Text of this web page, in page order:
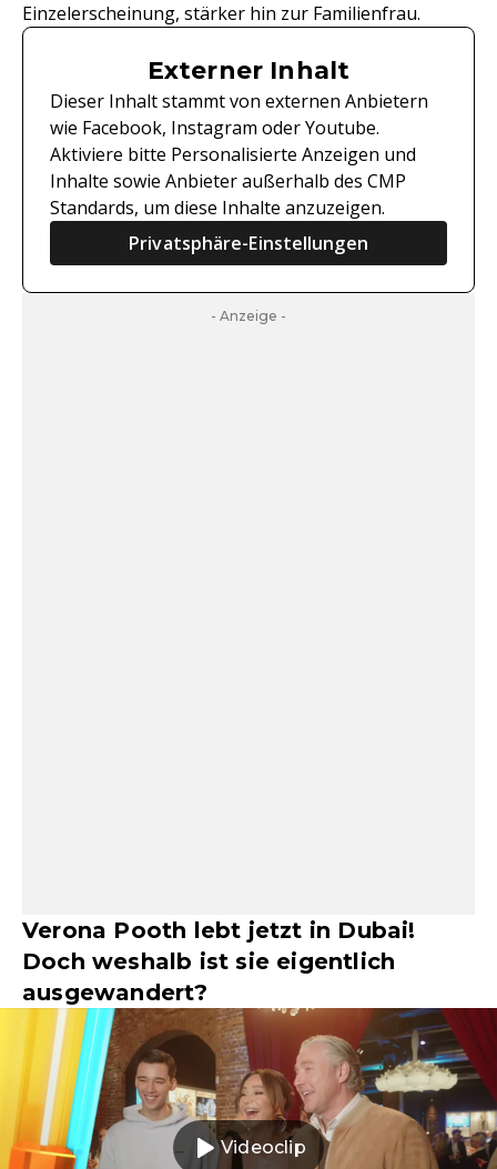
Einzelerscheinung, stärker hin zur Familienfrau.
Externer Inhalt
Dieser Inhalt stammt von externen Anbietern
wie Facebook, Instagram oder Youtube.
Aktiviere bitte Personalisierte Anzeigen und
Inhalte sowie Anbieter außerhalb des CMP
Standards, um diese Inhalte anzuzeigen.
Privatsphäre-Einstellungen
- Anzeige -
Verona Pooth lebt jetzt in Dubai!
Doch weshalb ist sie eigentlich
ausgewandert?
Videoclip